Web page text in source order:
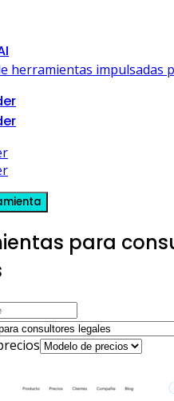
herramientas impulsadas
para